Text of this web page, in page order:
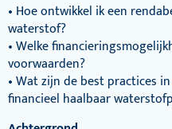
• Hoe ontwikkel ik een
waterstof?
• Welke
voorwaarden?
• Wat zijn de best practices
financieel haalbaar